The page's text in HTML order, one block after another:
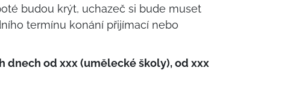
budou krýt, uchazeč si bude muset
termínu konání přijímací nebo
dnech od xxx (umělecké školy), od xxx